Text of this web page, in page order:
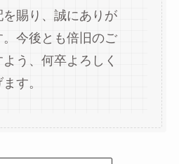
を賜り、誠にありが
。今後とも倍旧のご
う、何卒よろしく
す。